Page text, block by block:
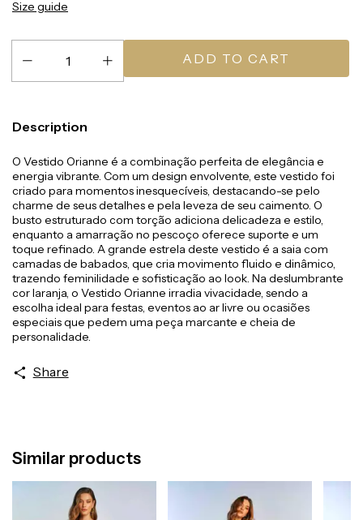
Size guide
Description
O Vestido Orianne é a combinação perfeita de elegância e
energia vibrante. Com um design envolvente, este vestido foi
criado para momentos inesquecíveis, destacando-se pelo
charme de seus detalhes e pela leveza de seu caimento. O
busto estruturado com torção adiciona delicadeza e estilo,
enquanto a amarração no pescoço oferece suporte e um
toque refinado. A grande estrela deste vestido é a saia com
camadas de babados, que cria movimento fluido e dinâmico,
trazendo feminilidade e sofisticação ao look. Na deslumbrante
cor laranja, o Vestido Orianne irradia vivacidade, sendo a
escolha ideal para festas, eventos ao ar livre ou ocasiões
especiais que pedem uma peça marcante e cheia de
personalidade.
Share
Similar products